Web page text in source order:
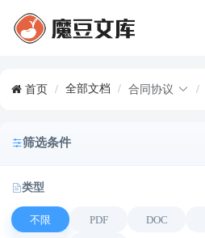
首页 / 全部文档 / 合同协议 /
筛选条件
类型
不限 PDF DOC